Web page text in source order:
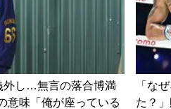
外し…無言の落合博満
意味「俺が座っている
「な
た？